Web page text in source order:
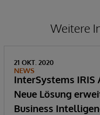
Weitere
21 OKT. 2020
NEWS
InterSystems IRIS
Neue Lösung
Business